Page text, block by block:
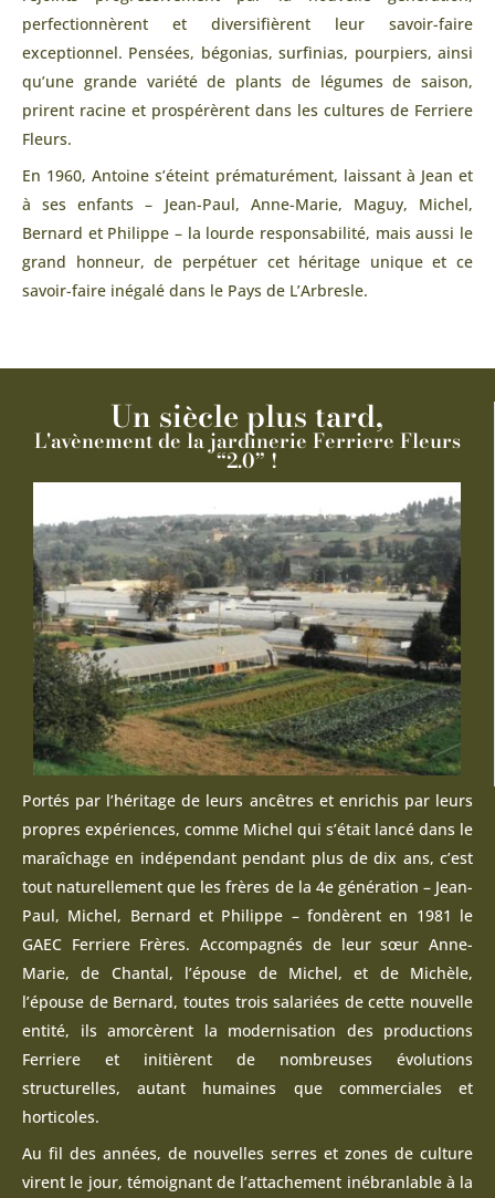
perfectionnèrent et diversifièrent leur savoir-faire
exceptionnel. Pensées, bégonias, surfinias, pourpiers, ainsi
qu’une grande variété de plants de légumes de saison,
prirent racine et prospérèrent dans les cultures de Ferriere
Fleurs.
En 1960, Antoine s’éteint prématurément, laissant à Jean et
à ses enfants – Jean-Paul, Anne-Marie, Maguy, Michel,
Bernard et Philippe – la lourde responsabilité, mais aussi le
grand honneur, de perpétuer cet héritage unique et ce
savoir-faire inégalé dans le Pays de L’Arbresle.
Un siècle plus tard,
L'avènement de la jardinerie Ferriere Fleurs
“2.0” !
Portés par l’héritage de leurs ancêtres et enrichis par leurs
propres expériences, comme Michel qui s’était lancé dans le
maraîchage en indépendant pendant plus de dix ans, c’est
tout naturellement que les frères de la 4e génération – Jean-
Paul, Michel, Bernard et Philippe – fondèrent en 1981 le
GAEC Ferriere Frères. Accompagnés de leur sœur Anne-
Marie, de Chantal, l’épouse de Michel, et de Michèle,
l’épouse de Bernard, toutes trois salariées de cette nouvelle
entité, ils amorcèrent la modernisation des productions
Ferriere et initièrent de nombreuses évolutions
structurelles, autant humaines que commerciales et
horticoles.
Au fil des années, de nouvelles serres et zones de culture
virent le jour, témoignant de l’attachement inébranlable à la